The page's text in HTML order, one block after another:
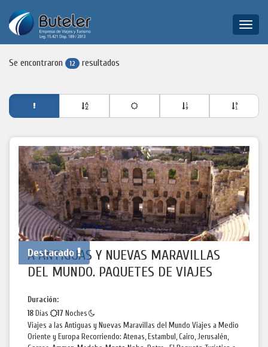
Toggle
Se encontraron 12 resultados
Destacado
A ANTIGUAS Y NUEVAS MARAVILLAS
DEL MUNDO. PAQUETES DE VIAJES
Duración:
18 Días 17 Noches
Viajes a las Antiguas y Nuevas Maravillas del Mundo Viajes a Medio
Oriente y Europa Recorriendo: Atenas, Estambul, Cairo, Jerusalén,